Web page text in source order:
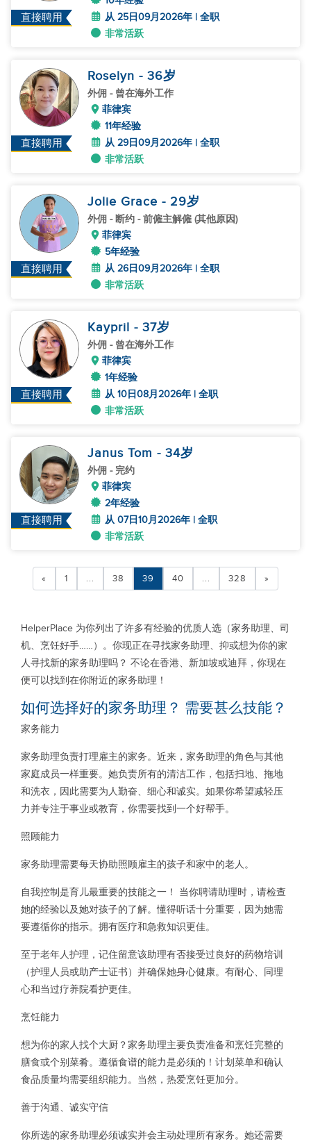
直接聘用
从 25日09月2026年 | 全职
非常活跃
直接聘用
Roselyn - 36岁
外佣 - 曾在海外工作
菲律宾
11年经验
从 29日09月2026年 | 全职
非常活跃
直接聘用
Jolie Grace - 29岁
外佣 - 断约 - 前僱主解僱 (其他原因)
菲律宾
5年经验
从 26日09月2026年 | 全职
非常活跃
直接聘用
Kaypril - 37岁
外佣 - 曾在海外工作
菲律宾
1年经验
从 10日08月2026年 | 全职
非常活跃
直接聘用
Janus Tom - 34岁
外佣 - 完约
菲律宾
2年经验
从 07日10月2026年 | 全职
非常活跃
« 1 ... 38 39 40 ... 328 »
HelperPlace 为你列出了许多有经验的优质人选（家务助理、司
机、烹饪好手……）。你现正在寻找家务助理、抑或想为你的家
人寻找新的家务助理吗？ 不论在香港、新加坡或迪拜，你现在
便可以找到在你附近的家务助理！
如何选择好的家务助理？ 需要甚么技能？
家务能力
家务助理负责打理雇主的家务。近来，家务助理的角色与其他
家庭成员一样重要。她负责所有的清洁工作，包括扫地、拖地
和洗衣，因此需要为人勤奋、细心和诚实。如果你希望减轻压
力并专注于事业或教育，你需要找到一个好帮手。
照顾能力
家务助理需要每天协助照顾雇主的孩子和家中的老人。
自我控制是育儿最重要的技能之一！ 当你聘请助理时，请检查
她的经验以及她对孩子的了解。懂得听话十分重要，因为她需
要遵循你的指示。拥有医疗和急救知识更佳。
至于老年人护理，记住留意该助理有否接受过良好的药物培训
（护理人员或助产士证书）并确保她身心健康。有耐心、同理
心和当过疗养院看护更佳。
烹饪能力
想为你的家人找个大厨？家务助理主要负责准备和烹饪完整的
膳食或个别菜肴。遵循食谱的能力是必须的！计划菜单和确认
食品质量均需要组织能力。当然，热爱烹饪更加分。
善于沟通、诚实守信
你所选的家务助理必须诚实并会主动处理所有家务。她还需要